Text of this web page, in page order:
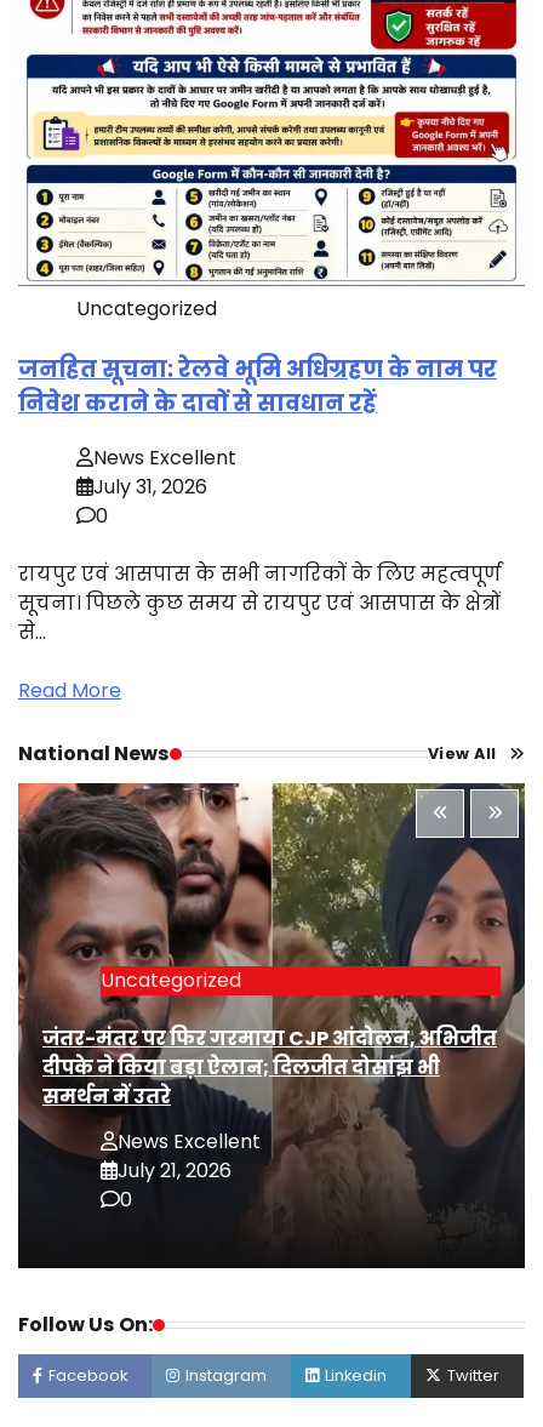
Uncategorized
जनहित सूचना: रेलवे भूमि अधिग्रहण के नाम पर
निवेश कराने के दावों से सावधान रहें
News Excellent
July 31, 2026
0
रायपुर एवं आसपास के सभी नागरिकों के लिए महत्वपूर्ण
सूचना। पिछले कुछ समय से रायपुर एवं आसपास के क्षेत्रों
से…
Read More
National News View All
Uncategorized
जंतर-मंतर पर फिर गरमाया CJP आंदोलन, अभिजीत
दीपके ने किया बड़ा ऐलान; दिलजीत दोसांझ भी
समर्थन में उतरे
News Excellent
July 21, 2026
0
Follow Us On:
Facebook Instagram Linkedin Twitter